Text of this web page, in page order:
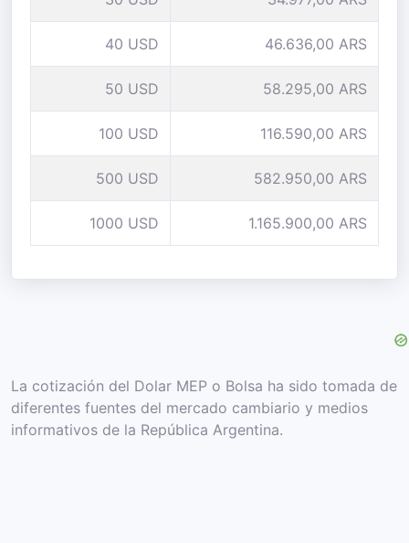
40 USD 46.636,00 ARS
50 USD 58.295,00 ARS
100 USD 116.590,00 ARS
500 USD 582.950,00 ARS
1000 USD 1.165.900,00 ARS
La cotización del Dolar MEP o Bolsa ha sido tomada de
diferentes fuentes del mercado cambiario y medios
informativos de la República Argentina.